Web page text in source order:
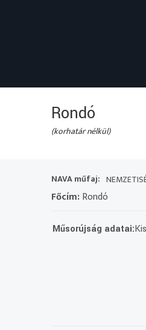
Rondó
(korhatár nélkül)
NAVA műfaj:
Főcím:Rondó
Műsorújság adatai: